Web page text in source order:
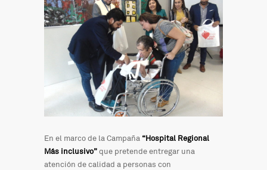
En el marco de la Campaña “Hospital Regional
Más inclusivo”que pretende entregar una
atención de calidad a personas con